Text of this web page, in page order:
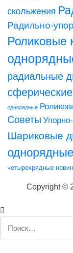
скольжения
Радильно-
Роликовые
радиальные
однорядные
Советы
Шариковые
однорядные
четырехрядные
Copyright ©